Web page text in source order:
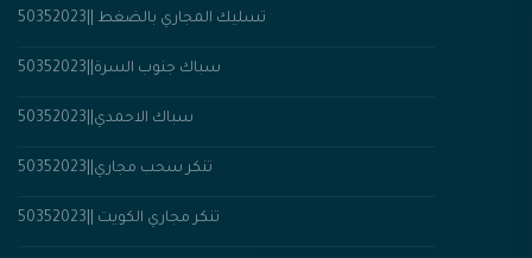
تسليك المجاري بالضغط ||50352023
سباك جنوب السرة||50352023
سباك الاحمدي||50352023
تنكر سحب مجاري||50352023
تنكر مجاري الكويت ||50352023